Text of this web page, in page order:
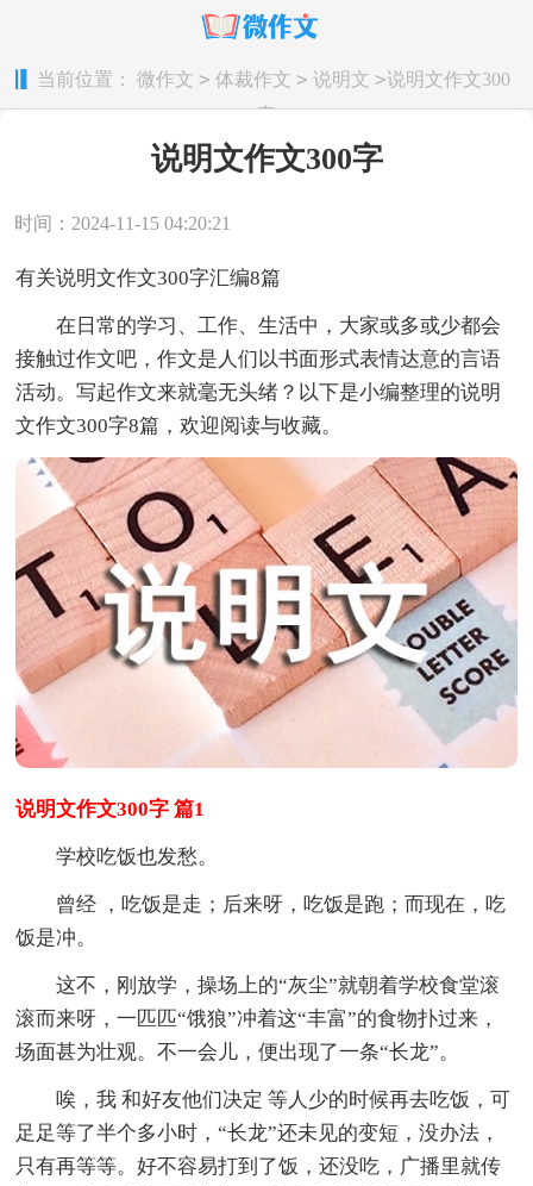
当前位置： 微作文 > 体裁作文 > 说明文 >说明文作文300
字
说明文作文300字
时间：2024-11-15 04:20:21
有关说明文作文300字汇编8篇
在日常的学习、工作、生活中，大家或多或少都会
接触过作文吧，作文是人们以书面形式表情达意的言语
活动。写起作文来就毫无头绪？以下是小编整理的说明
文作文300字8篇，欢迎阅读与收藏。
说明文作文300字 篇1
学校吃饭也发愁。
曾经 ，吃饭是走；后来呀，吃饭是跑；而现在，吃
饭是冲。
这不，刚放学，操场上的“灰尘”就朝着学校食堂滚
滚而来呀，一匹匹“饿狼”冲着这“丰富”的食物扑过来，
场面甚为壮观。不一会儿，便出现了一条“长龙”。
唉，我 和好友他们决定 等人少的时候再去吃饭，可
足足等了半个多小时，“长龙”还未见的变短，没办法，
只有再等等。好不容易打到了饭，还没吃，广播里就传